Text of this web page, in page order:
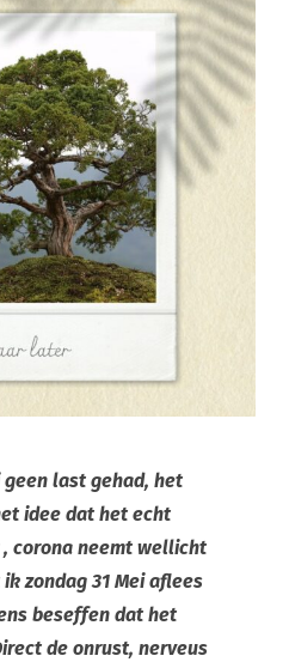
jaar
voorbij,
hoe
beleef
3
geen last gehad, het
idee dat het echt
corona neemt wellicht
zondag 31 Mei aflees
beseffen dat het
de onrust, nerveus